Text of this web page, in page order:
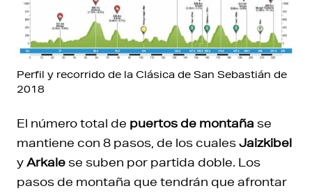
Perfil y recorrido de la Clásica de San Sebastián de
2018
El número total de puertos de montaña se
mantiene con 8 pasos, de los cualesJaizkibel
yArkale se suben por partida doble. Los
pasos de montaña que tendrán que afrontar